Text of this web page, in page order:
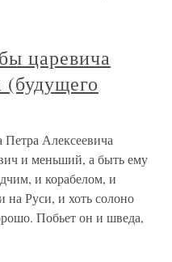
царевича
(будущего
Петра Алексеевича
и меньший, а быть ему
и корабелом, и
Руси, и хоть солоно
Побьет он и шведа,